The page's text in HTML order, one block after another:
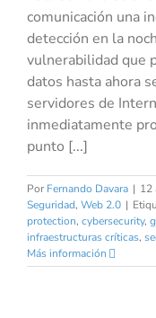
comunicación una
detección en la
vulnerabilidad que
datos hasta ahora
servidores de
inmediatamente
punto [...]
Por Fernando Davara | 12
Seguridad, Web 2.0 |
protection, cybersecurity,
infraestructuras críticas,
Más información